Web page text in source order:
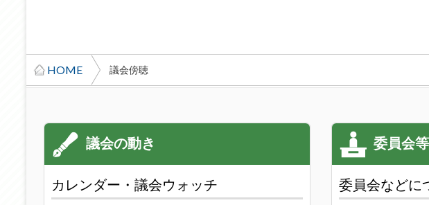
HOME 議会傍聴
カレンダー・議会ウォッチ 委員会などに